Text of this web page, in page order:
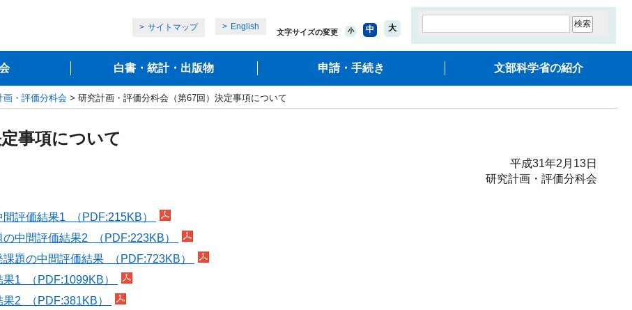
サイトマップ English
文字サイズの変更 小 中 大
白書・統計・出版物 申請・手続き 文部科学省の紹介
画・評価分科会 > 研究計画・評価分科会（第67回）決定事項について
事項について
平成31年2月13日
研究計画・評価分科会
評価結果1 （PDF:215KB）
中間評価結果2 （PDF:223KB）
題の中間評価結果 （PDF:723KB）
1 （PDF:1099KB）
果2 （PDF:381KB）